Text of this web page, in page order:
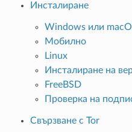
Инсталиране
Windows или
Мобилно
Linux
Инсталиране на
FreeBSD
Проверка на
Свързване с Tor